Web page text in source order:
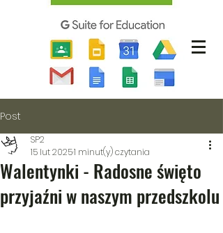
Post
Walentynki - Radosne święto
przyjaźni w naszym przedszkolu
SP2
15 lut 20251 minut(y) czytania